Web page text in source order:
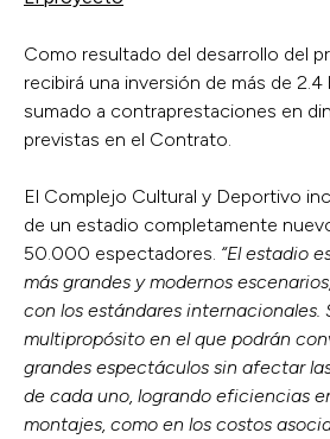
Como resultado del desarrollo del
recibirá una inversión de más de
sumado a contraprestaciones en
previstas en el Contrato.
El Complejo Cultural y Deportivo
de un estadio completamente
50.000 espectadores. “El estadio
más grandes y modernos
con los estándares internacionales.
multipropósito en el que podrán
grandes espectáculos sin afectar
de cada uno, logrando eficiencias
montajes, como en los costos